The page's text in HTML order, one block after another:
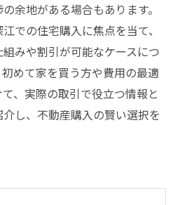
余地がある場合もあります。
での住宅購入に焦点を当て、
みや割引が可能なケースにつ
めて家を買う方や費用の最適
、実際の取引で役立つ情報と
し、不動産購入の賢い選択を